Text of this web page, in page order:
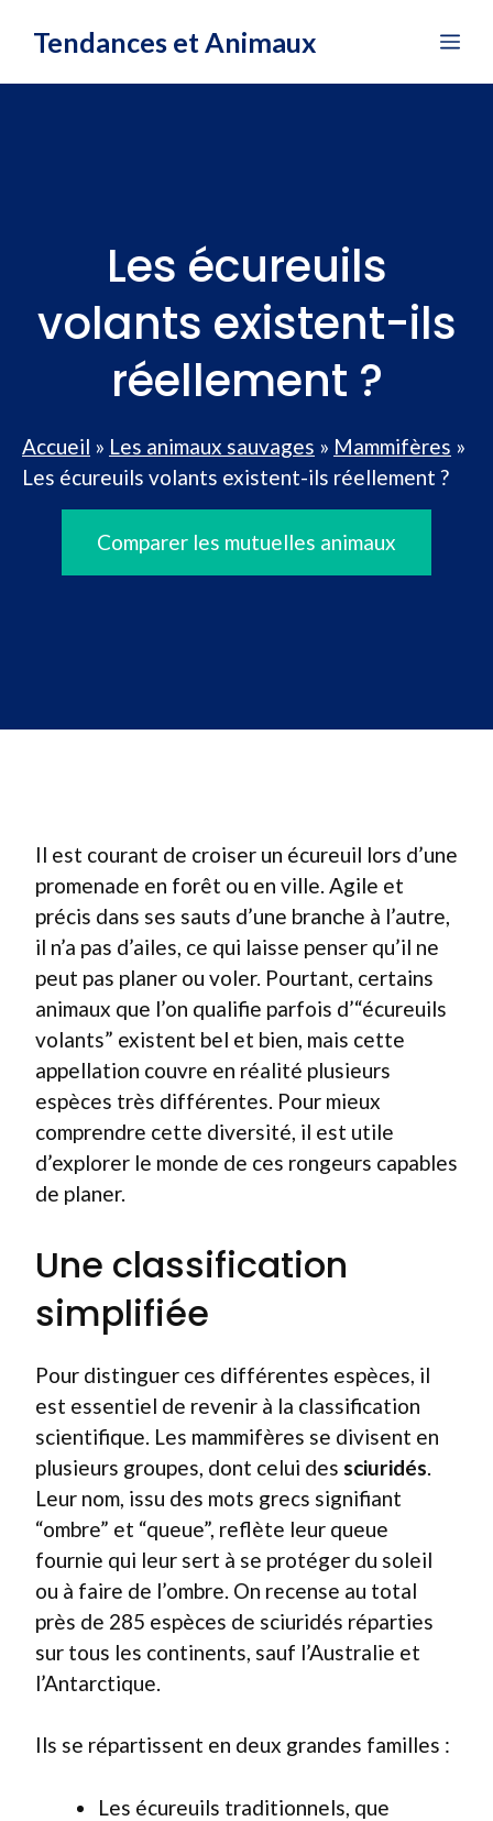
Tendances et Animaux
Les écureuils
volants existent-ils
réellement ?
Accueil » Les animaux sauvages » Mammifères »
Les écureuils volants existent-ils réellement ?
Comparer les mutuelles animaux
Il est courant de croiser un écureuil lors d’une
promenade en forêt ou en ville. Agile et
précis dans ses sauts d’une branche à l’autre,
il n’a pas d’ailes, ce qui laisse penser qu’il ne
peut pas planer ou voler. Pourtant, certains
animaux que l’on qualifie parfois d’“écureuils
volants” existent bel et bien, mais cette
appellation couvre en réalité plusieurs
espèces très différentes. Pour mieux
comprendre cette diversité, il est utile
d’explorer le monde de ces rongeurs capables
de planer.
Une classification
simplifiée
Pour distinguer ces différentes espèces, il
est essentiel de revenir à la classification
scientifique. Les mammifères se divisent en
plusieurs groupes, dont celui des sciuridés
Leur nom, issu des mots grecs signifiant
“ombre” et “queue”, reflète leur queue
fournie qui leur sert à se protéger du soleil
ou à faire de l’ombre. On recense au total
près de 285 espèces de sciuridés réparties
sur tous les continents, sauf l’Australie et
l’Antarctique.
Ils se répartissent en deux grandes familles :
Les écureuils traditionnels, que